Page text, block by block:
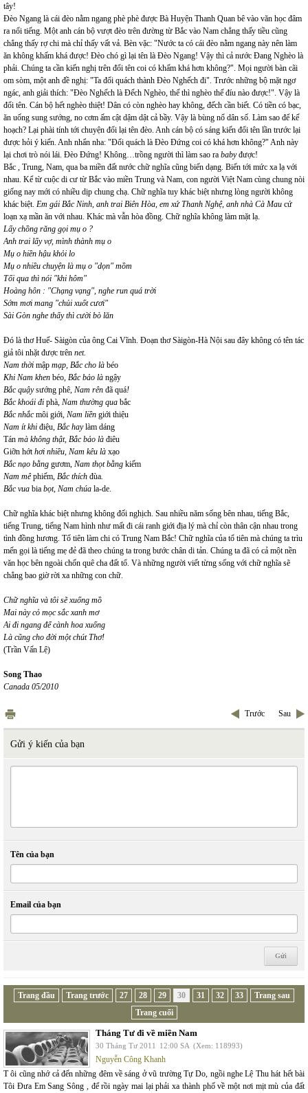
tây!
Đèo Ngang là cái đèo nằm ngang phè phè được Bà Huyện Thanh Quan bê vào văn học đâm
ra nổi tiếng. Một anh cán bộ vượt đèo trên đường từ Bắc vào Nam chẳng thấy tiều cũng
chẳng thấy rợ chi mà chỉ thấy vất vả. Bèn vặc: "Nước ta có cái đèo nằm ngang này nên làm
ăn không khấm khá được! Đèo chó gì lại tên là Đèo Ngang! Vậy thì cả nước Đang Nghèo là
phải. Chúng ta cần kiến nghị trên đổi tên coi có khấm khá hơn không?". Mọi người bàn cãi
om sòm, một anh đề nghị: "Ta đổi quách thành Đèo Nghếch đi". Trước những bộ mặt ngơ
ngác, anh giải thích: "Đèo Nghếch là Đếch Nghèo, thế thì nghèo thế đíu nào được!". Vậy là
đổi tên. Cán bộ hết nghèo thiệt! Dân có còn nghèo hay không, đếch cần biết. Có tiền có bạc,
ăn uống sung sướng, no cơm ấm cật dậm dật cả bầy. Vậy là bùng nổ dân số. Làm sao để kế
hoạch? Lại phài tính tới chuyện đổi lại tên đèo. Anh cán bộ có sáng kiến đổi tên lần trước lại
được hỏi ý kiến. Anh nhẩn nha: "Đổi quách là Đèo Đứng coi có khá hơn không?" Anh này
lại chơi trò nói lái. Đèo Đứng! Không…trồng người thì làm sao ra babyđược!
Bắc , Trung, Nam, qua ba miền đất nước chữ nghĩa cũng biến dạng. Biến tới mức xa lạ với
nhau. Kể từ cuộc di cư từ Bắc vào miền Trung và Nam, con người Việt Nam cùng chung nòi
giống nay mới có nhiều dịp chung chạ. Chữ nghĩa tuy khác biệt nhưng lòng người không
khác biệt. Em gái Bắc Ninh, anh trai Biên Hòa, em xứ Thanh Nghệ, anh nhà Cà Mau cứ
loạn xạ mần ăn với nhau. Khác mà vẫn hòa đồng. Chữ nghĩa không làm mặt lạ.
Lấy chồng răng gọi mụ o ?
Anh trai lấy vợ, mình thành mụ o
Mụ o hiền hậu khỏi lo
Mụ o nhiều chuyện là mụ o "dọn" mồm
Tối qua thì nói "khi hôm"
Hoàng hôn : "Chạng vạng", nghe run quá trời
Sớm mơi mang "chủi xuốt cươi"
Sài Gòn nghe thấy thì cười bò lăn
Đó là thơ Huế- Sàigòn của ông Cai Vĩnh. Đoạn thơ Sàigòn-Hà Nội sau đây không có tên tác
giả tôi nhặt được trên net.
Nam thời mập mạp, Bắc cho là béo
Khi Nam khen béo, Bắc bảo là ngậy
Bắc quậysướng phê, Nam rên đã quá!
Bắc khoái đi phà, Nam thường qua bắc
Bắc nhắcmôi giới, Nam liền giới thiệu
Nam ít khi điệu, Bắc haylàm dáng
Tán mà không thật, Bắc bảo là điêu
Giỡn hớthơi nhiều, Nam kêu là xạo
Bắc nạo bằng gươm, Nam thọt bằng kiếm
Nam mêphiếm, Bắc thích đùa.
Bắc vua bia bọt, Nam chúa la-de.
Chữ nghĩa khác biệt nhưng không đối nghịch. Sau nhiều năm sống bên nhau, tiếng Bắc,
tiếng Trung, tiếng Nam hình như mất đi cái ranh giới địa lý mà chỉ còn thân cận nhau trong
tình đồng hương. Tổ tiên làm chi có Trung Nam Bắc! Chữ nghĩa của tổ tiên mà chúng ta trìu
mến gọi là tiếng mẹ đẻ đã theo chúng ta trong bước chân di tản. Chúng ta đã có cả một nền
văn học bên ngoài chốn quê cha đất tổ. Và những người viết từng sống với chữ nghĩa sẽ
chẳng bao giờ rời xa những con chữ.
Chữ nghĩa và tôi sẽ xuống mồ
Mai này cỏ mọc sắc xanh mơ
Ai đi ngang để cành hoa xuống
Là cũng cho đời một chút Thơ!
(Trần Vấn Lệ)
Song Thao
Canada 05/2010
Trước Sau
Gửi ý kiến của bạn
Tên của bạn
Email của bạn
Trang đầu Trang trước 27 28 29 30 31 32 33
Trang sau
Trang cuối
Tháng Tư đi về miền Nam
30 Tháng Tư 2011 12:00 SA (Xem: 118993)
Nguyễn Công Khanh
T ôi cũng nhớ cả đến những đêm về sáng ở vũ trường Tự Do, ngồi nghe Lệ Thu hát hết bài
Tôi Đưa Em Sang Sông , để rồi ngày mai lại phải xa thành phố về một nơi mịt mù của đất